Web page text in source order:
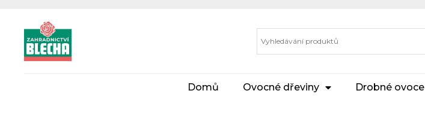
Domů Ovocné dřeviny Drobné ovoce